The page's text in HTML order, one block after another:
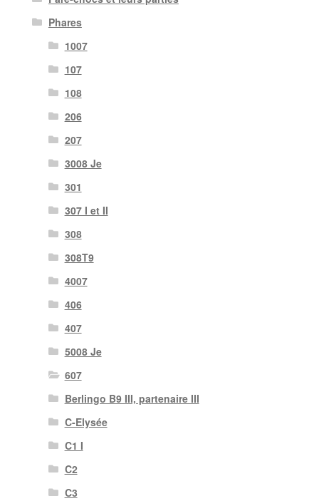
Phares
1007
107
108
206
207
3008 Je
301
307 I et II
308
308T9
4007
406
407
5008 Je
607
Berlingo B9 III, partenaire III
C-Elysée
C1 I
C2
C3